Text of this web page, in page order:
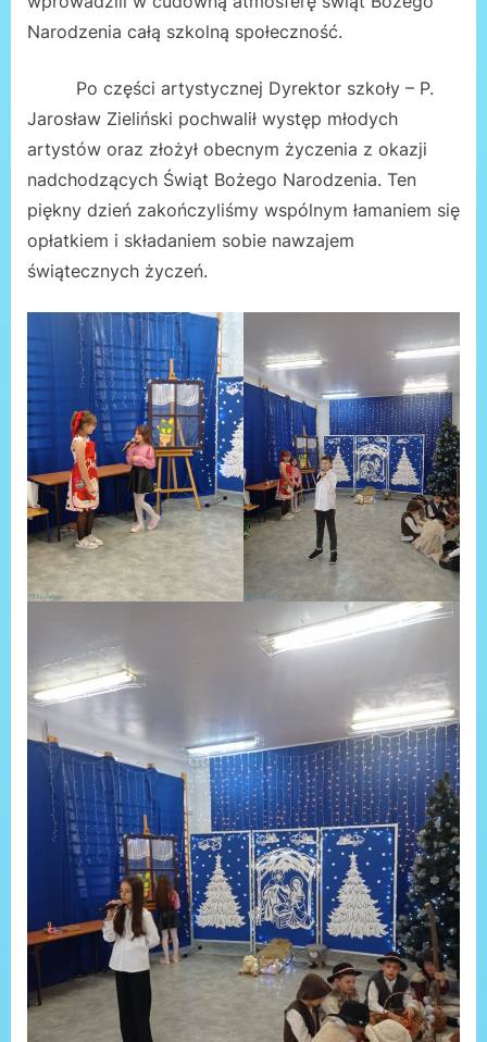
Narodzenia całą szkolną społeczność.
Po części artystycznej Dyrektor szkoły – P.
Jarosław Zieliński pochwalił występ młodych
artystów oraz złożył obecnym życzenia z okazji
nadchodzących Świąt Bożego Narodzenia. Ten
piękny dzień zakończyliśmy wspólnym łamaniem się
opłatkiem i składaniem sobie nawzajem
świątecznych życzeń.